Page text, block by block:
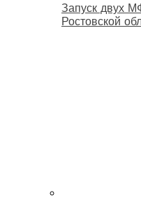
Запуск двух
Ростовской